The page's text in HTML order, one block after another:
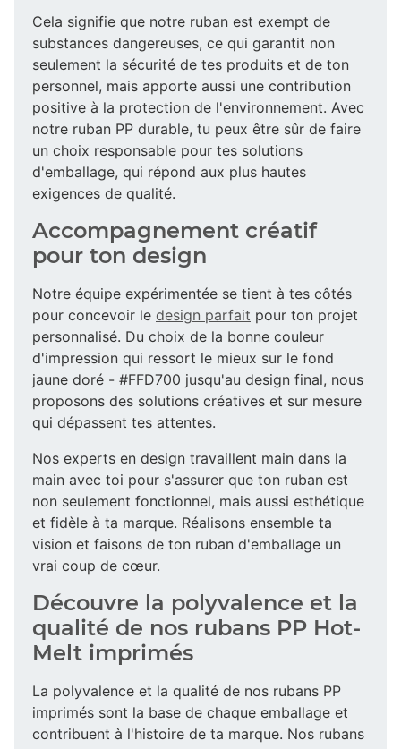
Cela signifie que notre ruban est exempt de
substances dangereuses, ce qui garantit non
seulement la sécurité de tes produits et de ton
personnel, mais apporte aussi une contribution
positive à la protection de l'environnement. Avec
notre ruban PP durable, tu peux être sûr de faire
un choix responsable pour tes solutions
d'emballage, qui répond aux plus hautes
exigences de qualité.
Accompagnement créatif
pour ton design
Notre équipe expérimentée se tient à tes côtés
pour concevoir le design parfait pour ton projet
personnalisé. Du choix de la bonne couleur
d'impression qui ressort le mieux sur le fond
jaune doré - #FFD700 jusqu'au design final, nous
proposons des solutions créatives et sur mesure
qui dépassent tes attentes.
Nos experts en design travaillent main dans la
main avec toi pour s'assurer que ton ruban est
non seulement fonctionnel, mais aussi esthétique
et fidèle à ta marque. Réalisons ensemble ta
vision et faisons de ton ruban d'emballage un
vrai coup de cœur.
Découvre la polyvalence et la
qualité de nos rubans PP Hot-
Melt imprimés
La polyvalence et la qualité de nos rubans PP
imprimés sont la base de chaque emballage et
contribuent à l'histoire de ta marque. Nos rubans